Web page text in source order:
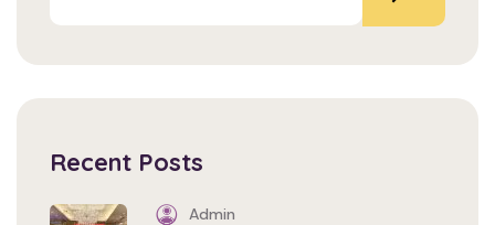
Recent Posts
Admin